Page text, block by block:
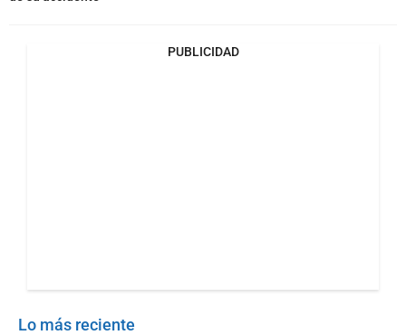
PUBLICIDAD
Lo más reciente